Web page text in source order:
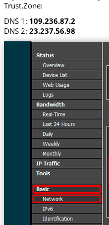
Trust.Zone:
DNS 1: 109.236.87.2
DNS 2: 23.237.56.98